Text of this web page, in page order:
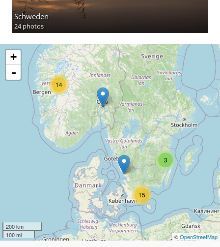
Schweden
24 photos
15
3
14
+
-
200 km
100 mi
©OpenStreetMap